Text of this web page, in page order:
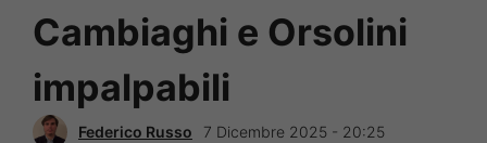
Cambiaghi e Orsolini
impalpabili
Federico Russo 7 Dicembre 2025 - 20:25